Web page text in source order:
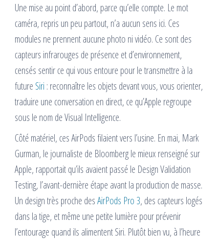
Une mise au point d’abord, parce qu’elle compte. Le mot
caméra, repris un peu partout, n’a aucun sens ici. Ces
modules ne prennent aucune photo ni vidéo. Ce sont des
capteurs infrarouges de présence et d’environnement,
censés sentir ce qui vous entoure pour le transmettre à la
future Siri : reconnaître les objets devant vous, vous orienter,
traduire une conversation en direct, ce qu’Apple regroupe
sous le nom de Visual Intelligence.
Côté matériel, ces AirPods filaient vers l’usine. En mai, Mark
Gurman, le journaliste de Bloomberg le mieux renseigné sur
Apple, rapportait qu’ils avaient passé le Design Validation
Testing, l’avant-dernière étape avant la production de masse.
Un design très proche desAirPods Pro 3, des capteurs logés
dans la tige, et même une petite lumière pour prévenir
l’entourage quand ils alimentent Siri. Plutôt bien vu, à l’heure